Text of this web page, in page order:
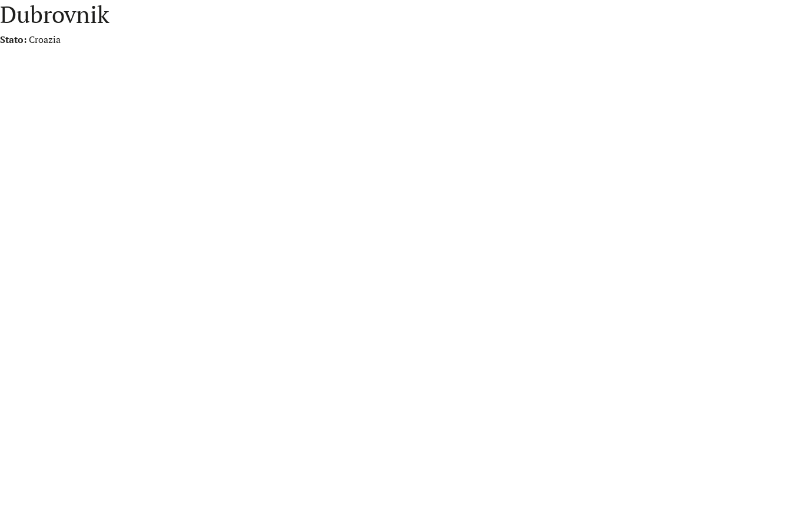
Dubrovnik
Stato:Croazia